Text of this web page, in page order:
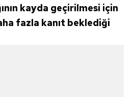
kayda geçirilmesi için
fazla kanıt beklediği